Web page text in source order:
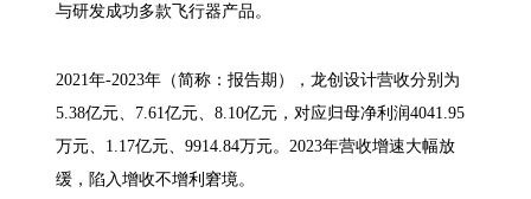
与研发成功多款飞行器产品。
2021年-2023年（简称：报告期），龙创设计营收分别为
5.38亿元、7.61亿元、8.10亿元，对应归母净利润4041.95
万元、1.17亿元、9914.84万元。2023年营收增速大幅放
缓，陷入增收不增利窘境。